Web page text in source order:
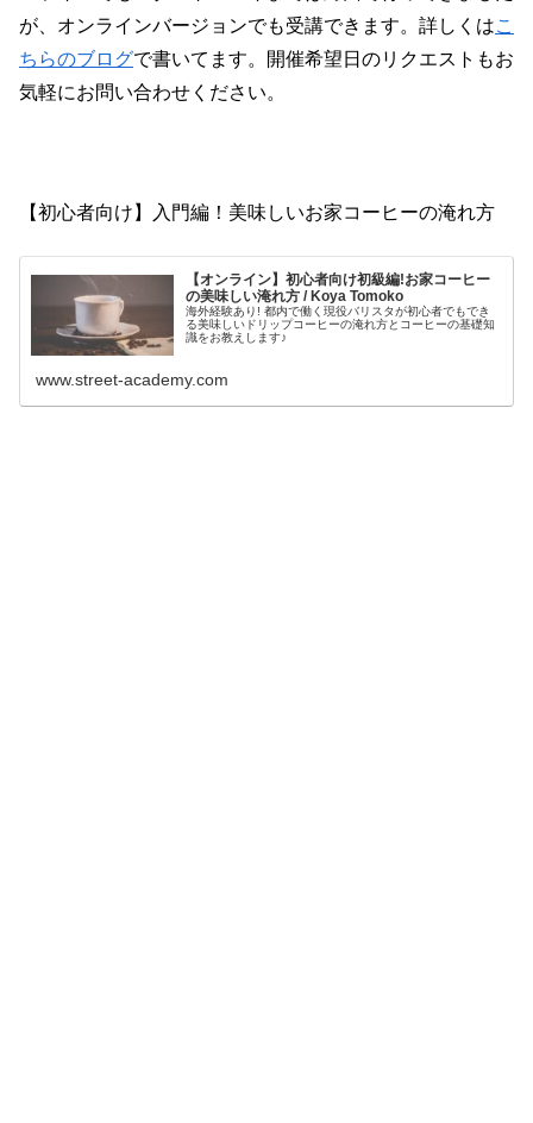
が、オンラインバージョンでも受講できます。詳しくはこ
ちらのブログで書いてます。開催希望日のリクエストもお
気軽にお問い合わせください。
【初心者向け】入門編！美味しいお家コーヒーの淹れ方
【オンライン】初心者向け初級編!お家コーヒー
の美味しい淹れ方 / Koya Tomoko
海外経験あり! 都内で働く現役バリスタが初心者でもでき
る美味しいドリップコーヒーの淹れ方とコーヒーの基礎知
識をお教えします♪
www.street-academy.com